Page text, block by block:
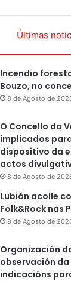
Últimas
Incendio
Bouzo, no
8 de Agosto de
O Concello da
implicados
dispositivo da
actos
8 de Agosto de
Lubián acolle
Folk&Rock nas
8 de Agosto de
Organización
observación da
indicacións